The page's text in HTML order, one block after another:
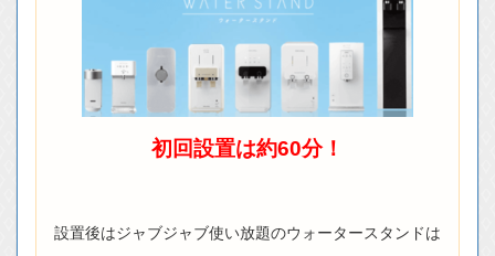
初回設置は約60分！
設置後はジャブジャブ使い放題のウォータースタンドは